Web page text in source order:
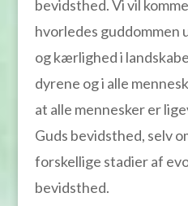
bevidsthed. Vi vil
hvorledes guddommen
og kærlighed i
dyrene og i alle
at alle mennesker er
Guds bevidsthed, selv
forskellige stadier af
bevidsthed.